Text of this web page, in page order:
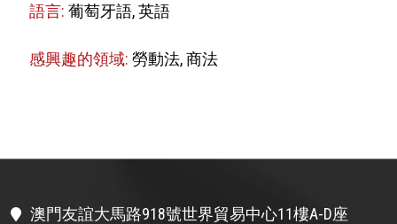
語言:葡萄牙語, 英語
感興趣的領域:勞動法, 商法
澳門友誼大馬路918號世界貿易中心11樓A-D座